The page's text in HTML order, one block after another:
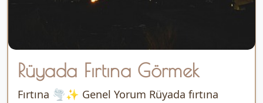
Rüyada Fırtına Görmek
Fırtına 🌪️✨ Genel Yorum Rüyada fırtına